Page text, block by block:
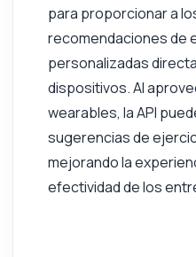
para proporcionar a
recomendaciones de
personalizadas
dispositivos. Al
wearables, la API
sugerencias de
mejorando la
efectividad de los